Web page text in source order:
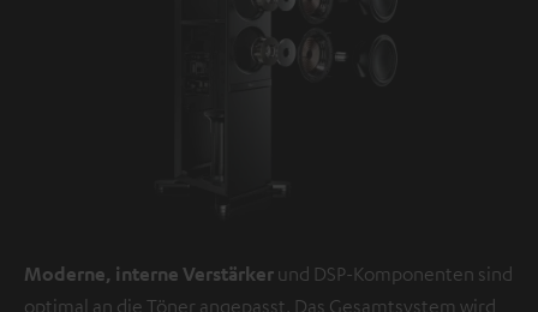
Moderne, interne Verstärker und DSP-Komponenten sind
optimal an die Töner angepasst. Das Gesamtsystem wird